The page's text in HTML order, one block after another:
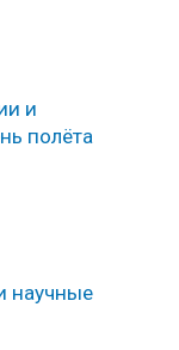
и
полёта
научные